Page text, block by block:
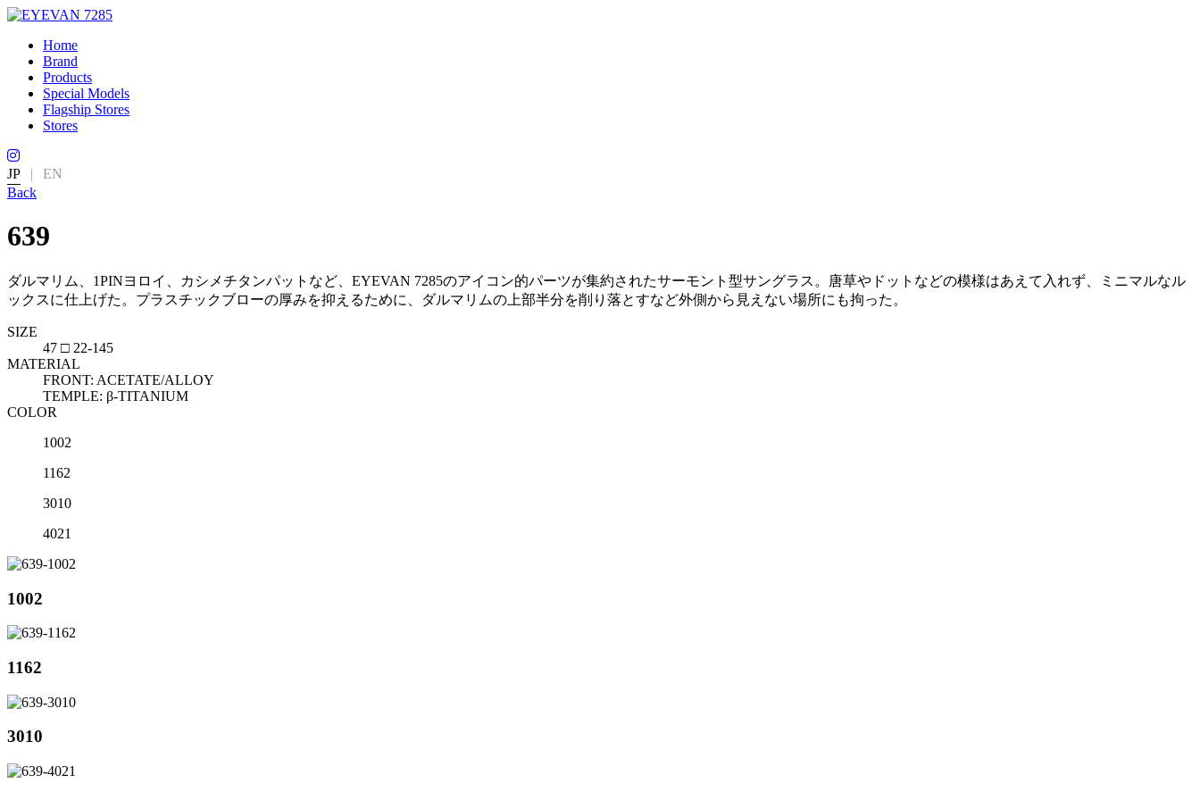
Home
Brand
Products
Special Models
Flagship Stores
Stores
JP |
EN
Back
639
ダルマリム、1PINヨロイ、カシメチタンパットなど、EYEVAN 7285のアイコン的パーツが集約されたサーモント型サングラス。唐草やドットなどの模様はあえて入れず、ミニマルなル
ックスに仕上げた。プラスチックブローの厚みを抑えるために、ダルマリムの上部半分を削り落とすなど外側から見えない場所にも拘った。
SIZE
47 □ 22-145
MATERIAL
FRONT: ACETATE/ALLOY
TEMPLE: β-TITANIUM
COLOR
1002
1162
3010
4021
1002
1162
3010